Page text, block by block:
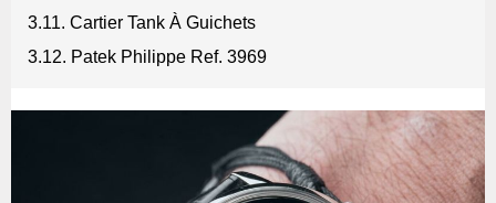
3.11. Cartier Tank À Guichets
3.12. Patek Philippe Ref. 3969